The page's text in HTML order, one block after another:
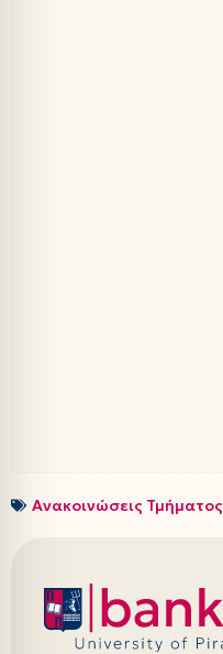
Ανακοινώσεις Τμήματος